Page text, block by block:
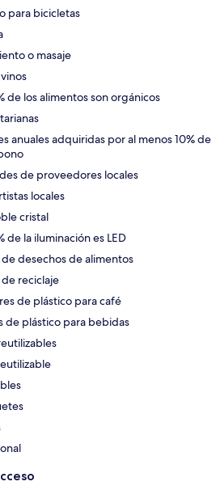
para bicicletas
o masaje
de los alimentos son orgánicos
anuales adquiridas por al menos 10% de
de proveedores locales
locales
cristal
de la iluminación es LED
desechos de alimentos
reciclaje
de plástico para café
de plástico para bebidas